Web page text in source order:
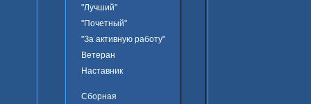
"Лучший"
"Почетный"
"За активную работу"
Ветеран
Наставник
Сборная